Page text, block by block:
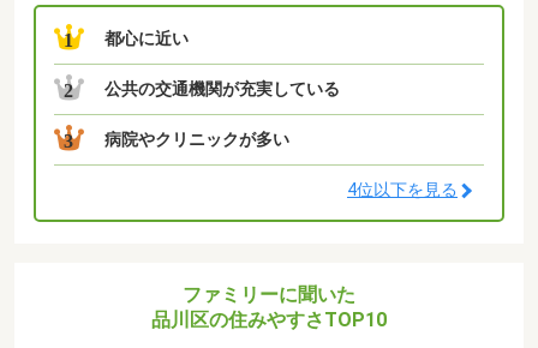
1 都心に近い
2 公共の交通機関が充実している
3 病院やクリニックが多い
4位以下を見る
ファミリーに聞いた
品川区の住みやすさTOP10